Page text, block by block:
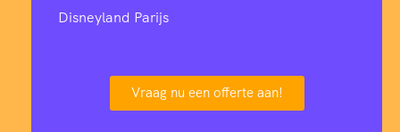
Disneyland Parijs
Vraag nu een offerte aan!